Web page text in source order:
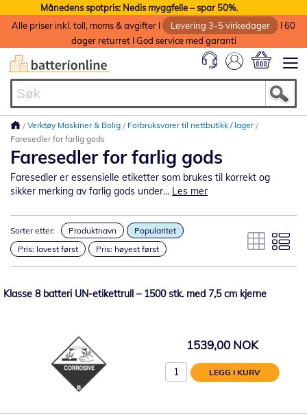
Månedens spotpris: Nedis myggfelle – spar 50%.
Alle priser inkl. toll, moms & avgifter I
Levering 3-5 virkedager
I 60
dager returret I God service med garanti
Verktøy Maskiner & Bolig
Forbruksvarer til nettbutikk / lager
Faresedler for farlig gods
Faresedler for farlig gods
Faresedler er essensielle etiketter som brukes til korrekt og
sikker merking av farlig gods under... Les mer
Sorter etter: Produktnavn
Popularitet
Pris: lavest først
Pris: høyest først
Klasse 8 batteri UN-etikettrull – 1500 stk. med 7,5 cm kjerne
1539,00 NOK
LEGG I KURV